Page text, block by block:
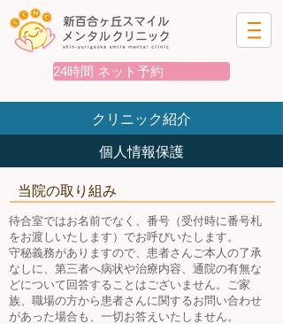
24時間 ネット予約
クリニック紹介
個人情報保護
当院の取り組み
待合室ではお名前でなく、番号（受付時に番号札
をお渡しいたします）でお呼びいたします。
守秘義務がありますので、患者さんご本人の了承
なしに、第三者へ病状や治療内容、通院の有無な
どについて回答することはございません。ご家
族、職場の方から患者さんに関するお問い合わせ
があった場合も、一切お答えいたしません。